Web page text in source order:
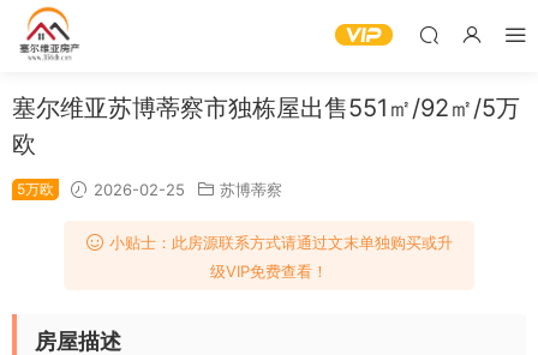
塞尔维亚苏博蒂察市独栋屋出售551㎡/92㎡/5万
欧
5万欧 2026-02-25 苏博蒂察
小贴士：此房源联系方式请通过文末单独购买或升
级VIP免费查看！
房屋描述